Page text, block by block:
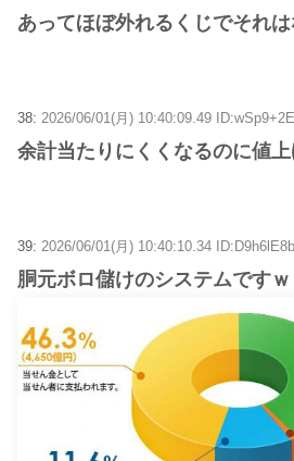
あってほぼ外れるくじでそれ
38: 2026/06/01(月) 10:40:09.49
余計当たりにくくなるのに値
39: 2026/06/01(月) 10:40:10.34
胴元ボロ儲けのシステムですｗ